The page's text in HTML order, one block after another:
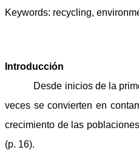
Keywords: recycling,
Introducción
Desde inicios de la
veces se convierten en
crecimiento de las
(p. 16).